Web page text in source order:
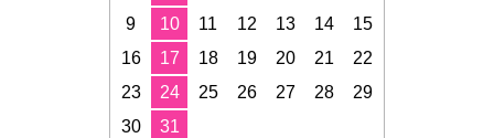
9
10 11 12 13 14
15
16
17 18 19 20 21
22
23
24 25 26 27 28
29
30
31